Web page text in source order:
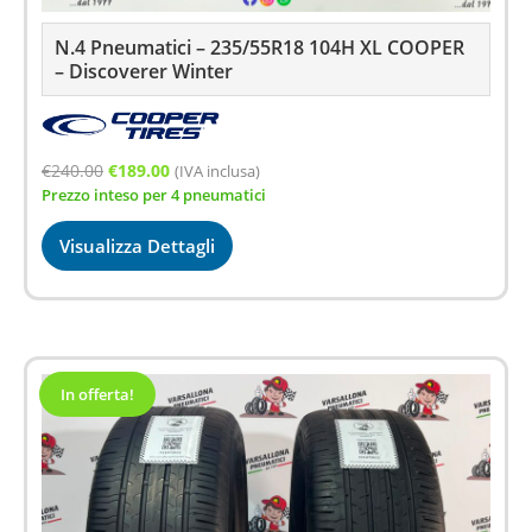
N.4 Pneumatici – 235/55R18 104H XL COOPER
– Discoverer Winter
€240.00 Il
prezzo
€240.00.
€189.00Il
prezzo
attuale
€189.00.
(IVA inclusa)
Prezzo inteso per 4 pneumatici
Visualizza Dettagli
In offerta!